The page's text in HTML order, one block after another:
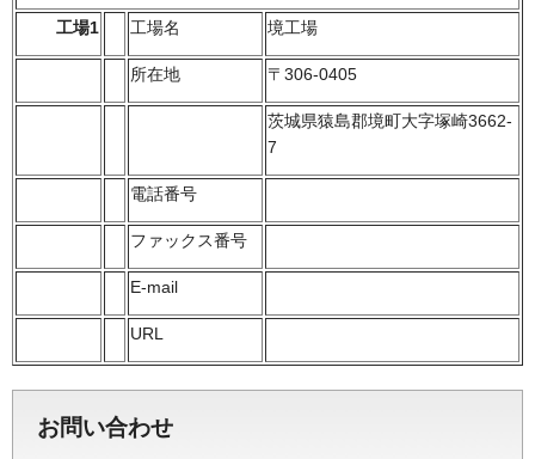
工場1 工場名 境工場
所在地 〒306-0405
茨城県猿島郡境町大字塚崎3662-
7
電話番号
ファックス番号
E-mail
URL
お問い合わせ